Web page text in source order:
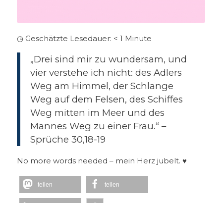
◷ Geschätzte Lesedauer: < 1 Minute
„Drei sind mir zu wundersam, und
vier verstehe ich nicht: des Adlers
Weg am Himmel, der Schlange
Weg auf dem Felsen, des Schiffes
Weg mitten im Meer und des
Mannes Weg zu einer Frau.“ –
Sprüche 30,18-19
No more words needed – mein Herz jubelt. ♥
teilen teilen